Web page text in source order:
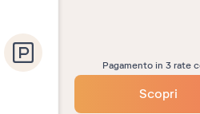
Pagamento in 3 rate
Scopri